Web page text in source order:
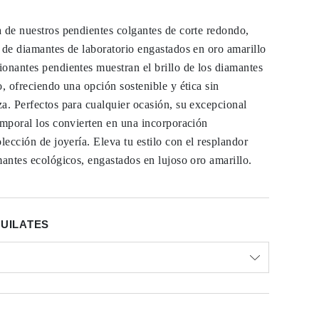
nuestros pendientes colgantes de corte redondo,
diamantes de laboratorio engastados en oro amarillo
pendientes muestran el brillo de los diamantes
ofreciendo una opción sostenible y ética sin
Perfectos para cualquier ocasión, su excepcional
los convierten en una incorporación
de joyería. Eleva tu estilo con el resplandor
ecológicos, engastados en lujoso oro amarillo.